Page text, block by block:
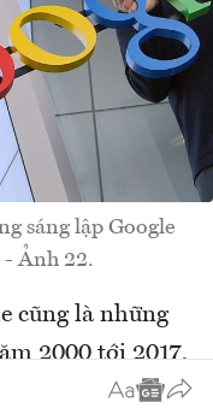
sáng lập Google
- Ảnh 22.
cũng là những
2000 tới 2017,
(tương